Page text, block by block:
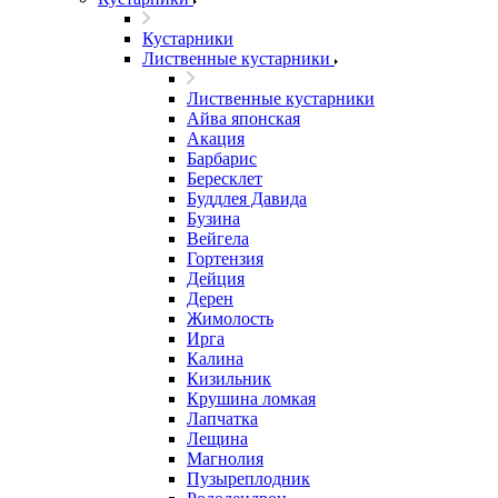
Кустарники
Лиственные кустарники
Лиственные кустарники
Айва японская
Акация
Барбарис
Бересклет
Буддлея Давида
Бузина
Вейгела
Гортензия
Дейция
Дерен
Жимолость
Ирга
Калина
Кизильник
Крушина ломкая
Лапчатка
Лещина
Магнолия
Пузыреплодник